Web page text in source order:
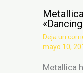
Deja un
mayo 10,
Metallica